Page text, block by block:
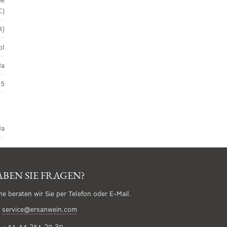
SIE FRAGEN?
beraten wir Sie per Telefon oder E-Mail.
service@ersanwein.com